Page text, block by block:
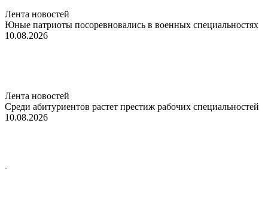
Лента новостей
Юные патриоты посоревновались в военных специальностях
10.08.2026
Лента новостей
Среди абитуриентов растет престиж рабочих специальностей
10.08.2026